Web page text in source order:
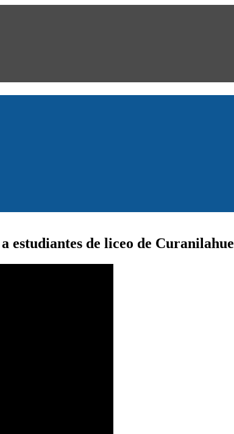
estudiantes de liceo de Curanilahue